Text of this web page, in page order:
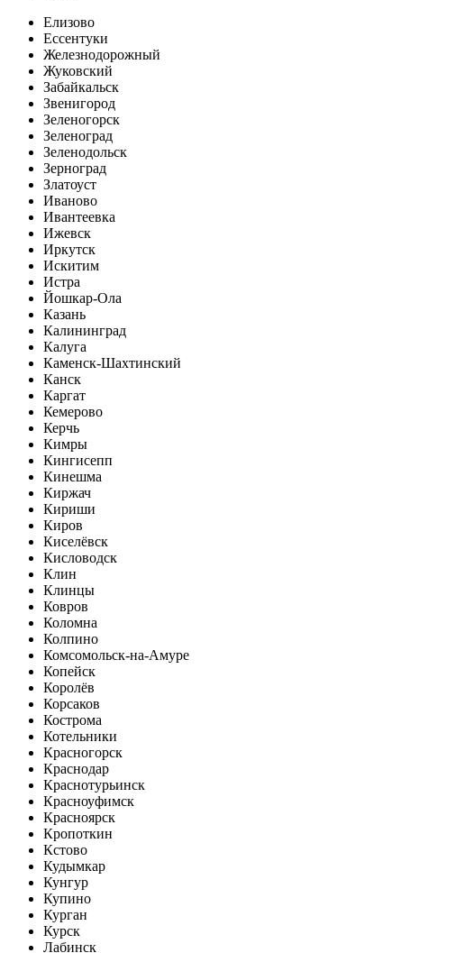
Елизово
Ессентуки
Железнодорожный
Жуковский
Забайкальск
Звенигород
Зеленогорск
Зеленоград
Зеленодольск
Зерноград
Златоуст
Иваново
Ивантеевка
Ижевск
Иркутск
Искитим
Истра
Йошкар-Ола
Казань
Калининград
Калуга
Каменск-Шахтинский
Канск
Каргат
Кемерово
Керчь
Кимры
Кингисепп
Кинешма
Киржач
Кириши
Киров
Киселёвск
Кисловодск
Клин
Клинцы
Ковров
Коломна
Колпино
Комсомольск-на-Амуре
Копейск
Королёв
Корсаков
Кострома
Котельники
Красногорск
Краснодар
Краснотурьинск
Красноуфимск
Красноярск
Кропоткин
Кстово
Кудымкар
Кунгур
Купино
Курган
Курск
Лабинск